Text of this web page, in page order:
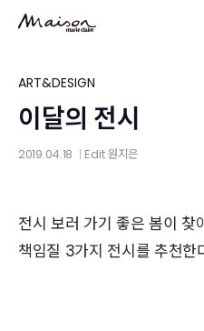
content
ART&DESIGN
이달의 전시
2019.04.18 Edit원지은
전시 보러 가기 좋은 봄이 찾
책임질 3가지 전시를 추천한